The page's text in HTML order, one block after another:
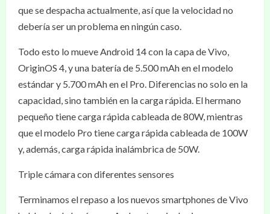
que se despacha actualmente, así que la velocidad no
debería ser un problema en ningún caso.
Todo esto lo mueve Android 14 con la capa de Vivo,
OriginOS 4, y una batería de 5.500 mAh en el modelo
estándar y 5.700 mAh en el Pro. Diferencias no solo en la
capacidad, sino también en la carga rápida. El hermano
pequeño tiene carga rápida cableada de 80W, mientras
que el modelo Pro tiene carga rápida cableada de 100W
y, además, carga rápida inalámbrica de 50W.
Triple cámara con diferentes sensores
Terminamos el repaso a los nuevos smartphones de Vivo